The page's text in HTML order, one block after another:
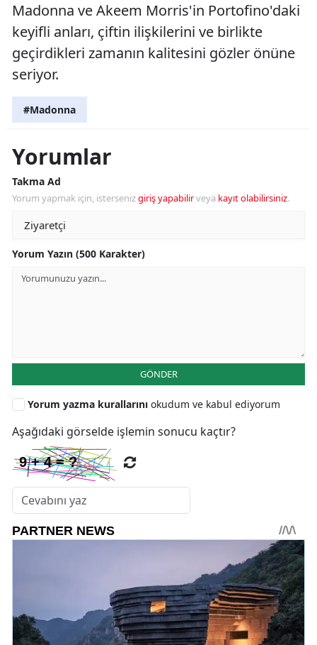
Madonna ve Akeem Morris'in Portofino'daki
keyifli anları, çiftin ilişkilerini ve birlikte
geçirdikleri zamanın kalitesini gözler önüne
seriyor.
#Madonna
Yorumlar
Takma Ad
Yorum yapmak için, istersenizgiriş yapabilirveya kayıt olabilirsiniz.
Yorum Yazın (500 Karakter)
GÖNDER
Yorum yazma kurallarını okudum ve kabul ediyorum
Aşağıdaki görselde işlemin sonucu kaçtır?